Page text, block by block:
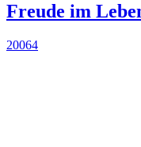
Freude im
20064